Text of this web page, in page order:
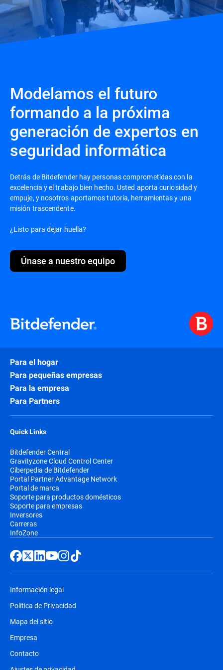
Modelamos el futuro
formando a la próxima
generación de expertos en
seguridad informática
Detrás de Bitdefender hay personas comprometidas con la
excelencia y el trabajo bien hecho. Usted aporta curiosidad y
empuje, y nosotros aportamos tutoría, herramientas y una
misión trascendente.
¿Listo para dejar huella?
Únase a nuestro equipo
Para el hogar
Para pequeñas empresas
Para la empresa
Para Partners
Quick Links
Bitdefender Central
Gravityzone Cloud Control Center
Ciberpedia de Bitdefender
Portal Partner Advantage Network
Portal de marca
Soporte para productos domésticos
Soporte para empresas
Inversores
Carreras
InfoZone
Información legal
Política de Privacidad
Mapa del sitio
Empresa
Contacto